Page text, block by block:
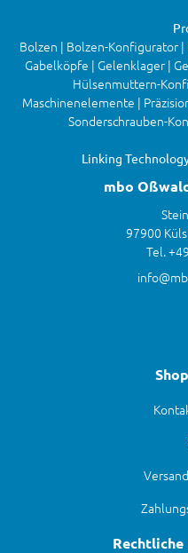
Bolzen | Bolzen-Konfigurator
Gabelköpfe | Gelenklager |
Hülsenmuttern-
Maschinenelemente |
Sonderschrauben-
Linking
mbo
97900
Tel.